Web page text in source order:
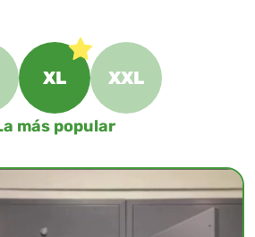
XL XXL
más popular